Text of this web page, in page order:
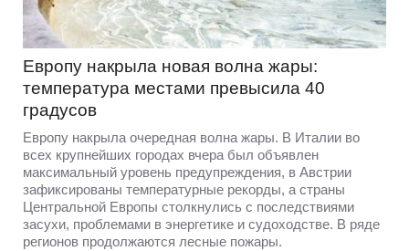
Европу накрыла новая волна жары:
температура местами превысила 40
градусов
Европу накрыла очередная волна жары. В Италии во
всех крупнейших городах вчера был объявлен
максимальный уровень предупреждения, в Австрии
зафиксированы температурные рекорды, а страны
Центральной Европы столкнулись с последствиями
засухи, проблемами в энергетике и судоходстве. В ряде
регионов продолжаются лесные пожары.